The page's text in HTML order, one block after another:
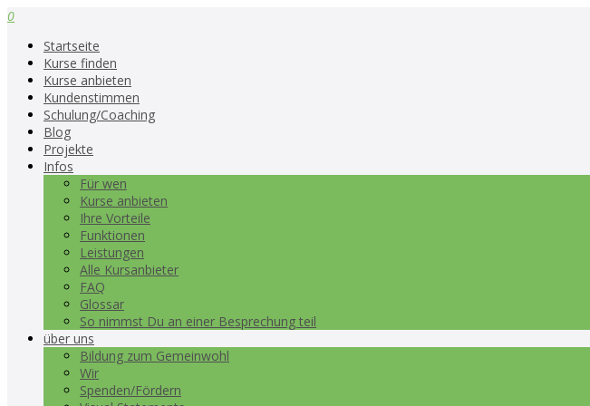
0
Startseite
Kurse finden
Kurse anbieten
Kundenstimmen
Schulung/Coaching
Blog
Projekte
Infos
Für wen
Kurse anbieten
Ihre Vorteile
Funktionen
Leistungen
Alle Kursanbieter
FAQ
Glossar
So nimmst Du an einer Besprechung teil
über uns
Bildung zum Gemeinwohl
Wir
Spenden/Fördern